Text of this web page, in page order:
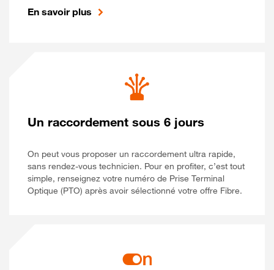
En savoir plus
Un raccordement sous 6 jours
On peut vous proposer un raccordement ultra rapide,
sans rendez-vous technicien. Pour en profiter, c’est tout
simple, renseignez votre numéro de Prise Terminal
Optique (PTO) après avoir sélectionné votre offre Fibre.